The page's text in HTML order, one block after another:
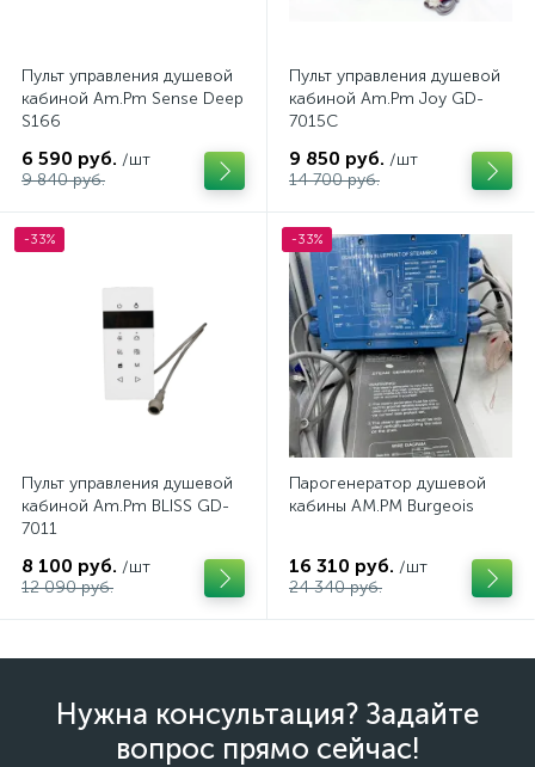
Пульт управления душевой
кабиной Am.Pm Sense Deep
S166
6 590 руб. /шт
9 840 руб.
Пульт управления душевой
кабиной Am.Pm Joy GD-
7015C
9 850 руб. /шт
14 700 руб.
-33%
Пульт управления душевой
кабиной Am.Pm BLISS GD-
7011
8 100 руб. /шт
12 090 руб.
-33%
Парогенератор душевой
кабины AM.PM Burgeois
16 310 руб. /шт
24 340 руб.
Нужна консультация? Задайте
вопрос прямо сейчас!